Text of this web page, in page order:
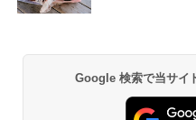
Google 検索で当サイ